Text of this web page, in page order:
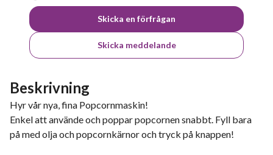
Skicka en förfrågan
Skicka meddelande
Beskrivning
Hyr vår nya, fina Popcornmaskin!
Enkel att använde och poppar popcornen snabbt. Fyll bara
på med olja och popcornkärnor och tryck på knappen!